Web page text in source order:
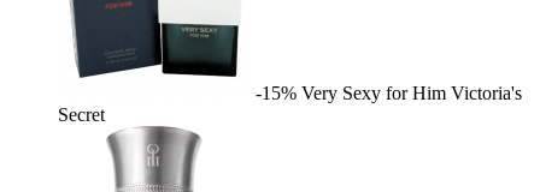
-15% Very Sexy for Him Victoria's
Secret